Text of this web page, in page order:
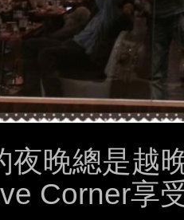
夜晚總是越
Corner享